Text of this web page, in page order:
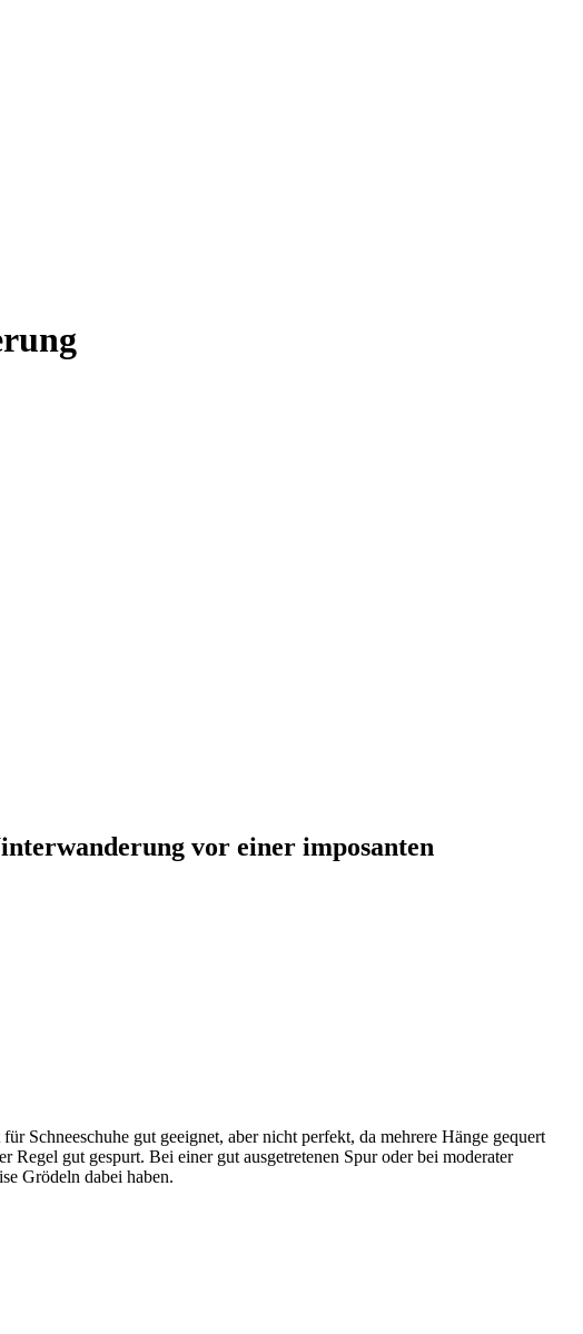
vor einer imposanten
Schneeschuhe gut geeignet, aber nicht perfekt, da mehrere Hänge gequert
gut gespurt. Bei einer gut ausgetretenen Spur oder bei moderater
Grödeln dabei haben.